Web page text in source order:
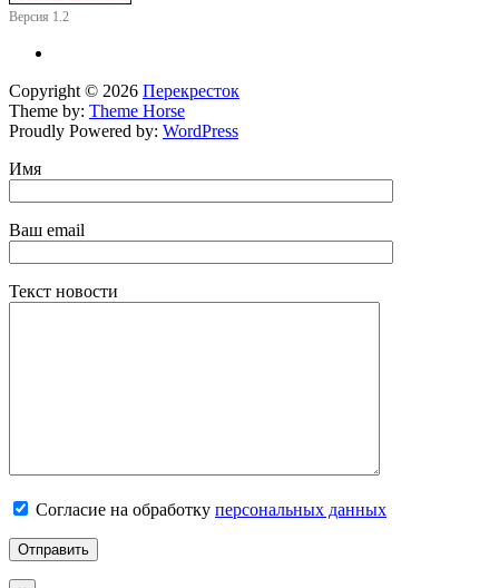
Версия 1.2
Copyright © 2026 Перекресток
Theme by: Theme Horse
Proudly Powered by: WordPress
Имя
Ваш email
Текст новости
Согласие на обработку персональных данных